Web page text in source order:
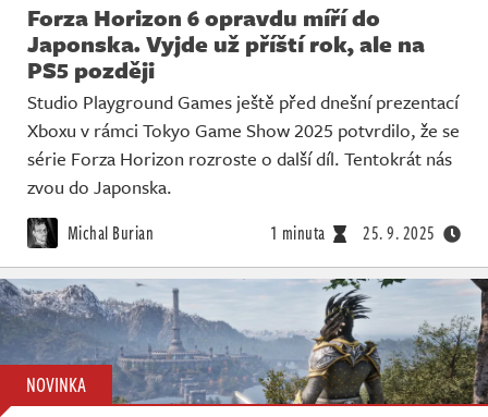
Forza Horizon 6 opravdu míří do
Japonska. Vyjde už příští rok, ale na
PS5 později
Studio Playground Games ještě před dnešní prezentací
Xboxu v rámci Tokyo Game Show 2025 potvrdilo, že se
série Forza Horizon rozroste o další díl. Tentokrát nás
zvou do Japonska.
Michal Burian 1 minuta 25. 9. 2025
NOVINKA